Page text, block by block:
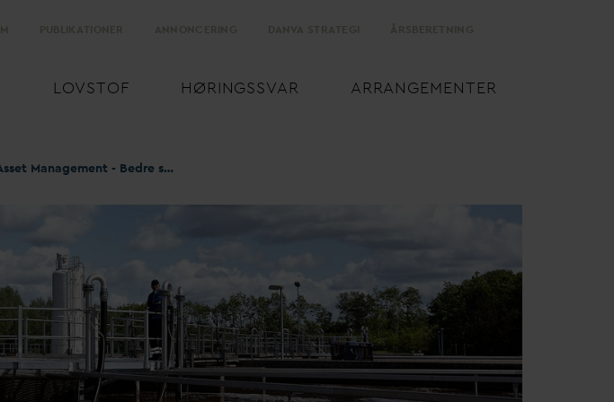
LOVSTOF HØRINGSSVAR ARRANGEMENTER
Asset Management - Bedre styring af aktiver